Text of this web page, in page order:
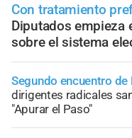
Con tratamiento
Diputados empieza
sobre el sistema
Segundo encuentro
dirigentes radicales
"Apurar el Paso"